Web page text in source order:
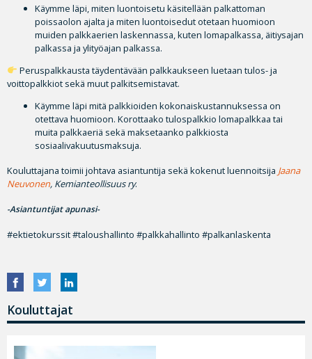
Käymme läpi, miten luontoisetu käsitellään palkattoman
poissaolon ajalta ja miten luontoisedut otetaan huomioon
muiden palkkaerien laskennassa, kuten lomapalkassa, äitiysajan
palkassa ja ylityöajan palkassa.
Peruspalkkausta täydentävään palkkaukseen luetaan tulos- ja
voittopalkkiot sekä muut palkitsemistavat.
Käymme läpi mitä palkkioiden kokonaiskustannuksessa on
otettava huomioon. Korottaako tulospalkkio lomapalkkaa tai
muita palkkaeriä sekä maksetaanko palkkiosta
sosiaalivakuutusmaksuja.
Kouluttajana toimii johtava asiantuntija sekä kokenut luennoitsija Jaana
Neuvonen, Kemianteollisuus ry.
-Asiantuntijat apunasi-
#ektietokurssit #taloushallinto #palkkahallinto #palkanlaskenta
Kouluttajat